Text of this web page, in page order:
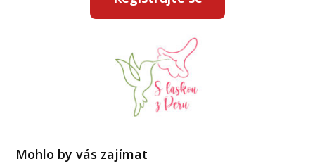
Mohlo by vás zajímat